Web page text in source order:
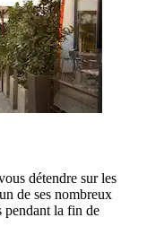
détendre sur les
de ses nombreux
pendant la fin de